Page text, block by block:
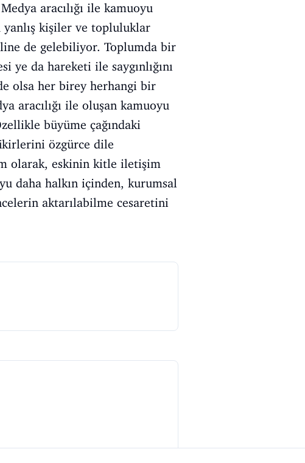
aracılığı ile kamuoyu
yanlış kişiler ve topluluklar
de gelebiliyor. Toplumda bir
ye da hareketi ile saygınlığını
olsa her birey herhangi bir
aracılığı ile oluşan kamuoyu
büyüme çağındaki
özgürce dile
olarak, eskinin kitle iletişim
daha halkın içinden, kurumsal
aktarılabilme cesaretini